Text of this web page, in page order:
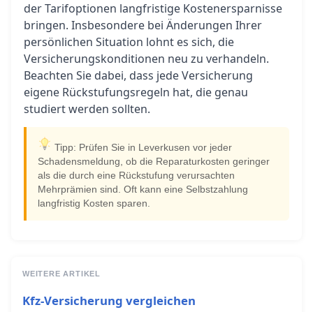
der Tarifoptionen langfristige Kostenersparnisse
bringen. Insbesondere bei Änderungen Ihrer
persönlichen Situation lohnt es sich, die
Versicherungskonditionen neu zu verhandeln.
Beachten Sie dabei, dass jede Versicherung
eigene Rückstufungsregeln hat, die genau
studiert werden sollten.
Tipp: Prüfen Sie in Leverkusen vor jeder
Schadensmeldung, ob die Reparaturkosten geringer
als die durch eine Rückstufung verursachten
Mehrprämien sind. Oft kann eine Selbstzahlung
langfristig Kosten sparen.
WEITERE ARTIKEL
Kfz-Versicherung vergleichen